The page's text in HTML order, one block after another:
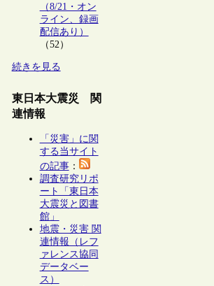
（8/21・オン
ライン、録画
配信あり）
（52）
続きを見る
東日本大震災 関
連情報
「災害」に関
する当サイト
の記事：
調査研究リポ
ート「東日本
大震災と図書
館」
地震・災害 関
連情報（レフ
ァレンス協同
データベー
ス）